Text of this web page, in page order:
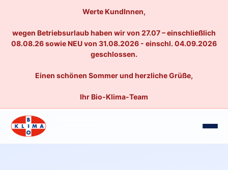
Werte KundInnen,
wegen Betriebsurlaub haben wir von 27.07 – einschließlich
08.08.26 sowie NEU von 31.08.2026 - einschl. 04.09.2026
geschlossen.
Einen schönen Sommer und herzliche Grüße,
Ihr Bio-Klima-Team